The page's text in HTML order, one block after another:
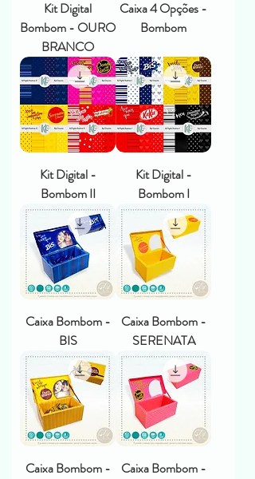
Kit Digital
Bombom - OURO
BRANCO
Caixa 4 Opções -
Bombom
Kit Digital -
Bombom II
Kit Digital -
Bombom I
Caixa Bombom -
BIS
Caixa Bombom -
SERENATA
Caixa Bombom -
Caixa Bombom -